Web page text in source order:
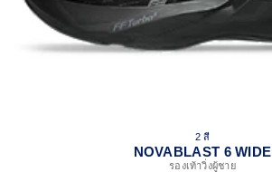
2 สี
NOVABLAST 6 WIDE
รองเท้าวิ่งผู้ชาย